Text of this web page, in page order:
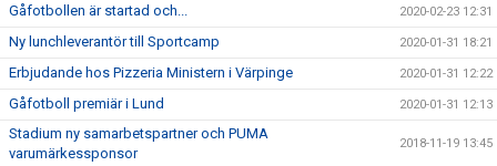
Gåfotbollen är startad och... 2020-02-23 12:31
Ny lunchleverantör till Sportcamp 2020-01-31 18:21
Erbjudande hos Pizzeria Ministern i Värpinge 2020-01-31 12:22
Gåfotboll premiär i Lund 2020-01-31 12:13
Stadium ny samarbetspartner och PUMA
varumärkessponsor
2018-11-19 13:45